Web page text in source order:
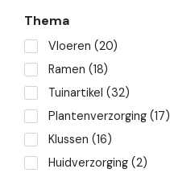
Thema
Vloeren(20)
Ramen(18)
Tuinartikel(32)
Plantenverzorging(17)
Klussen(16)
Huidverzorging(2)